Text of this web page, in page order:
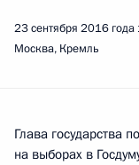
23 сентября 2016 года
Москва, Кремль
Глава государства
на выборах в